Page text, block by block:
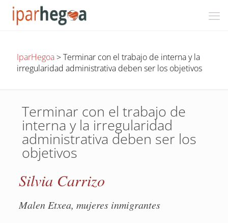
IparHegoa>Terminar con el trabajo de interna y la
irregularidad administrativa deben ser los objetivos
Terminar con el trabajo de
interna y la irregularidad
administrativa deben ser los
objetivos
Silvia Carrizo
Malen Etxea, mujeres inmigrantes